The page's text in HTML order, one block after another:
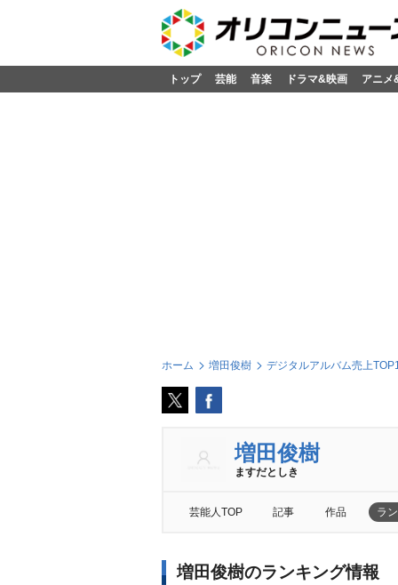
トップ 芸能 音楽 ドラマ&映画 アニメ
ホーム 増田俊樹 デジタルアルバム売上
増田俊樹
ますだとしき
芸能人TOP 記事 作品 ラ
増田俊樹のランキング情報